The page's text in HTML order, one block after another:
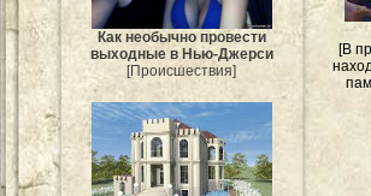
Как необычно провести
выходные в Нью-Джерси
[Происшествия]
[В